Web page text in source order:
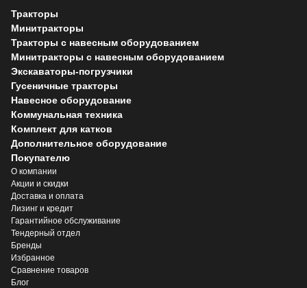
Тракторы
Минитракторы
Тракторы с навесным оборудованием
Минитракторы с навесным оборудованием
Экскаваторы-погрузчики
Гусеничные тракторы
Навесное оборудование
Коммунальная техника
Комплект для катков
Дополнительное оборудование
Покупателю
О компании
Акции и скидки
Доставка и оплата
Лизинг и кредит
Гарантийное обслуживание
Тендерный отдел
Бренды
Избранное
Сравнение товаров
Блог